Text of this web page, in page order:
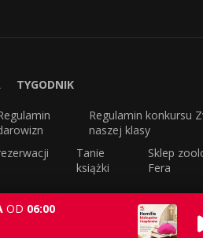
OD 06:00
TYGODNIK
Regulamin konkursu
naszej klasy
Tanie
książki
Sklep
Fera